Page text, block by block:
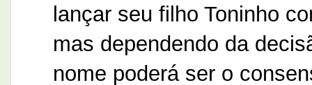
lançar seu filho Toninho
mas dependendo da
nome poderá ser o